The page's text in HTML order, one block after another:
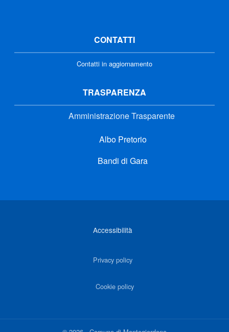
CONTATTI
Contatti in aggiornamento
TRASPARENZA
Amministrazione Trasparente
Albo Pretorio
Bandi di Gara
Accessibilità
Privacy policy
Cookie policy